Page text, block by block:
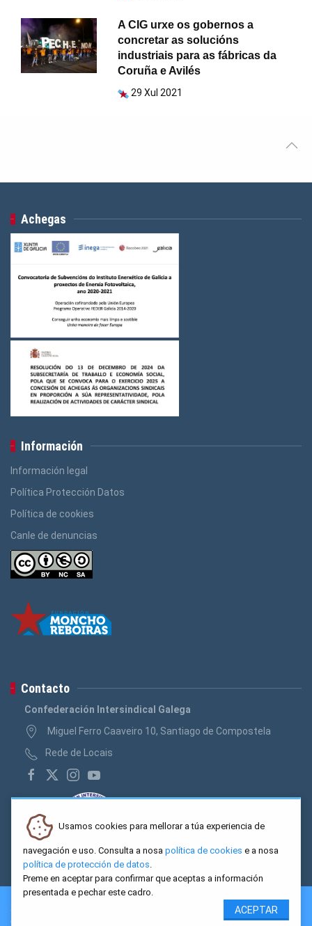
A CIG urxe os gobernos a
concretar as solucións
industriais para as fábricas da
Coruña e Avilés
29 Xul 2021
Achegas
Información
Información legal
Política Protección Datos
Política de cookies
Canle de denuncias
Contacto
Confederación Intersindical Galega
Miguel Ferro Caaveiro 10, Santiago de Compostela
Rede de Locais
2026 CIG. Confederación Intersindical Galega - Miguel Ferro
Caaveiro 10, Santiago de Compostela
Usamos cookies para mellorar a túa experiencia de
navegación e uso. Consulta a nosa política de cookies e a nosa
política de protección de datos.
Preme en aceptar para confirmar que aceptas a información
presentada e pechar este cadro.
ACEPTAR